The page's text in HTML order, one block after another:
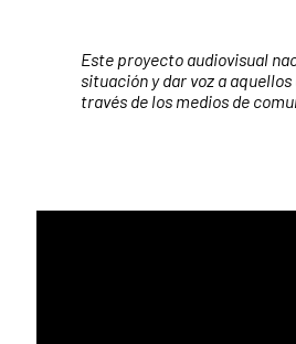
Este proyecto audiovisual
situación y dar voz a
través de los medios de